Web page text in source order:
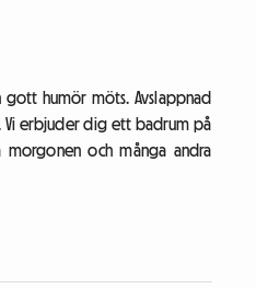
humör möts. Avslappnad
Vi erbjuder dig ett badrum på
och många andra